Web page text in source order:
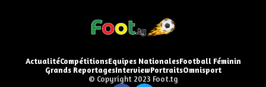
ActualitéCompétitionsEquipes NationalesFootball Féminin
Grands ReportagesInterviewPortraitsOmnisport
© Copyright 2023 Foot.tg